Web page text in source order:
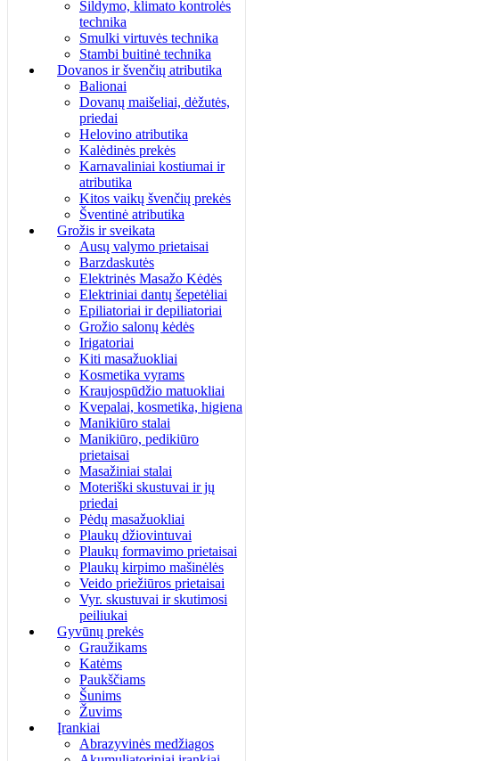
Šildymo, klimato kontrolės
technika
Smulki virtuvės technika
Stambi buitinė technika
Dovanos ir švenčių atributika
Balionai
Dovanų maišeliai, dėžutės,
priedai
Helovino atributika
Kalėdinės prekės
Karnavaliniai kostiumai ir
atributika
Kitos vaikų švenčių prekės
Šventinė atributika
Grožis ir sveikata
Ausų valymo prietaisai
Barzdaskutės
Elektrinės Masažo Kėdės
Elektriniai dantų šepetėliai
Epiliatoriai ir depiliatoriai
Grožio salonų kėdės
Irigatoriai
Kiti masažuokliai
Kosmetika vyrams
Kraujospūdžio matuokliai
Kvepalai, kosmetika, higiena
Manikiūro stalai
Manikiūro, pedikiūro
prietaisai
Masažiniai stalai
Moteriški skustuvai ir jų
priedai
Pėdų masažuokliai
Plaukų džiovintuvai
Plaukų formavimo prietaisai
Plaukų kirpimo mašinėlės
Veido priežiūros prietaisai
Vyr. skustuvai ir skutimosi
peiliukai
Gyvūnų prekės
Graužikams
Katėms
Paukščiams
Šunims
Žuvims
Įrankiai
Abrazyvinės medžiagos